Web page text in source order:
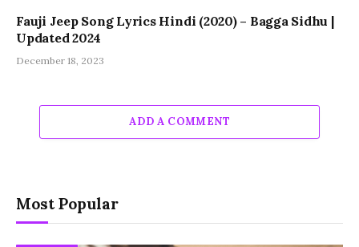
Fauji Jeep Song Lyrics Hindi (2020) – Bagga Sidhu |
Updated 2024
December 18, 2023
ADD A COMMENT
Most Popular